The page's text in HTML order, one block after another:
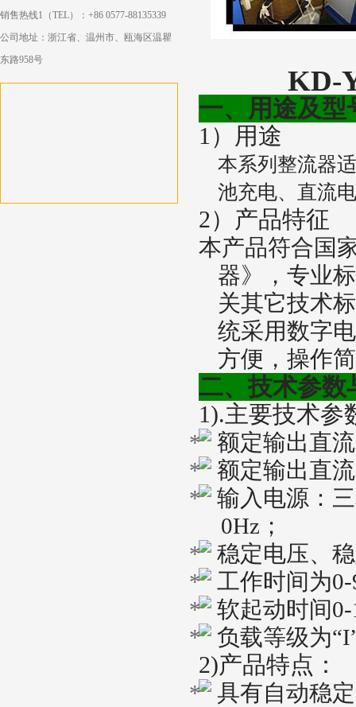
销售热线1（TEL）：+86 0577-88135339
公司地址： 浙江省、温州市、瓯海区温瞿
东路958号
KD-
一、用途及型
1）用途
本系列整流器
池充电、直流
2）产品特征
本产品符合国
器》，专业
关其它技术
统采用数字
方便，操作
二、技术参数
1).主要技术参
额定输出直
额定输出直
输入电源：
0Hz ；
稳定电压、
工作时间为
软起动时间
负载等级为“I
2)产品特点：
具有自动稳